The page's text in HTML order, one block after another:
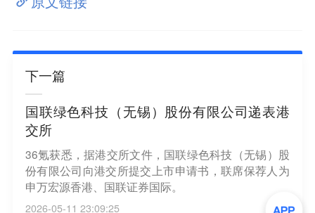
下一篇
国联绿色科技（无锡）股份有限公司递表港
交所
36氪获悉，据港交所文件，国联绿色科技（无锡）股
份有限公司向港交所提交上市申请书，联席保荐人为
申万宏源香港、国联证券国际。
2026-05-11 23:09:25